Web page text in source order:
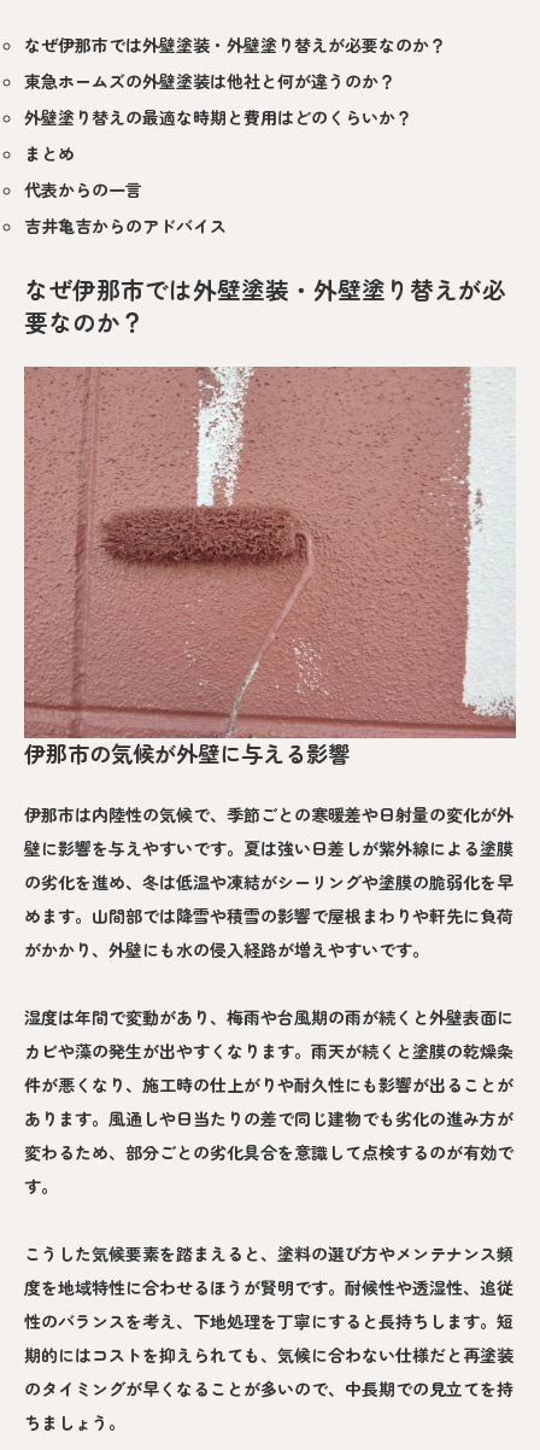
なぜ伊那市では外壁塗装・外壁塗り替えが必要なのか？
東急ホームズの外壁塗装は他社と何が違うのか？
外壁塗り替えの最適な時期と費用はどのくらいか？
まとめ
代表からの一言
吉井亀吉からのアドバイス
なぜ伊那市では外壁塗装・外壁塗り替えが必
要なのか？
伊那市の気候が外壁に与える影響
伊那市は内陸性の気候で、季節ごとの寒暖差や日射量の変化が外
壁に影響を与えやすいです。夏は強い日差しが紫外線による塗膜
の劣化を進め、冬は低温や凍結がシーリングや塗膜の脆弱化を早
めます。山間部では降雪や積雪の影響で屋根まわりや軒先に負荷
がかかり、外壁にも水の侵入経路が増えやすいです。
湿度は年間で変動があり、梅雨や台風期の雨が続くと外壁表面に
カビや藻の発生が出やすくなります。雨天が続くと塗膜の乾燥条
件が悪くなり、施工時の仕上がりや耐久性にも影響が出ることが
あります。風通しや日当たりの差で同じ建物でも劣化の進み方が
変わるため、部分ごとの劣化具合を意識して点検するのが有効で
す。
こうした気候要素を踏まえると、塗料の選び方やメンテナンス頻
度を地域特性に合わせるほうが賢明です。耐候性や透湿性、追従
性のバランスを考え、下地処理を丁寧にすると長持ちします。短
期的にはコストを抑えられても、気候に合わない仕様だと再塗装
のタイミングが早くなることが多いので、中長期での見立てを持
ちましょう。